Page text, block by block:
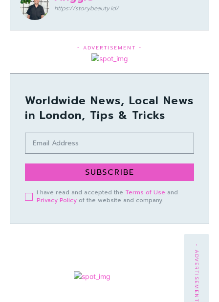
https://storybeauty.id/
- ADVERTISEMENT -
Worldwide News, Local News
in London, Tips & Tricks
SUBSCRIBE
I have read and accepted the Terms of Use and
Privacy Policy of the website and company.
- ADVERTISEMENT -